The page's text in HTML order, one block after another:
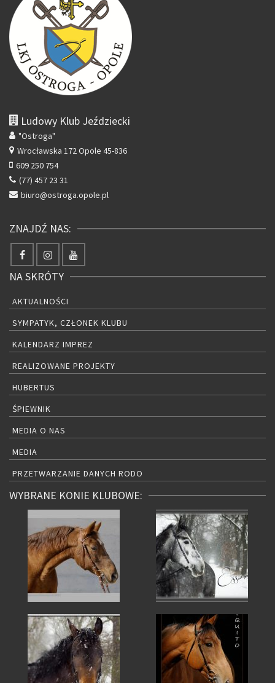
Ludowy Klub Jeździecki
"Ostroga"
Wrocławska 172Opole 45-836
609 250 754
(77) 457 23 31
biuro@ostroga.opole.pl
ZNAJDŹ NAS:
NA SKRÓTY
AKTUALNOŚCI
SYMPATYK, CZŁONEK KLUBU
KALENDARZ IMPREZ
REALIZOWANE PROJEKTY
HUBERTUS
ŚPIEWNIK
MEDIA O NAS
MEDIA
PRZETWARZANIE DANYCH RODO
WYBRANE KONIE KLUBOWE: